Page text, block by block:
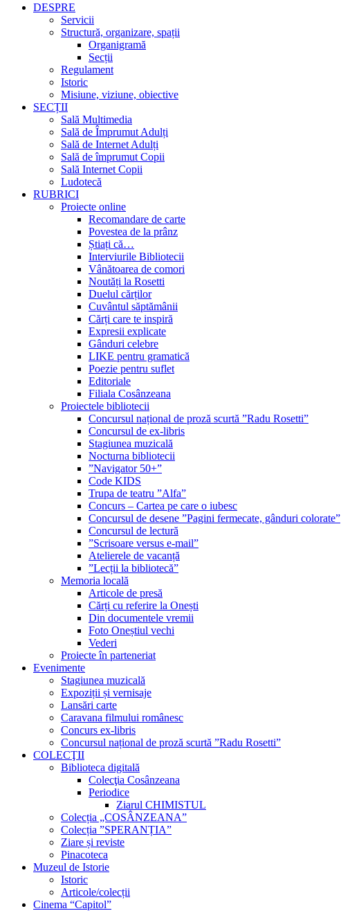
DESPRE
Servicii
Structură, organizare, spații
Organigramă
Secții
Regulament
Istoric
Misiune, viziune, obiective
SECȚII
Sală Multimedia
Sală de Împrumut Adulți
Sală de Internet Adulți
Sală de împrumut Copii
Sală Internet Copii
Ludotecă
RUBRICI
Proiecte online
Recomandare de carte
Povestea de la prânz
Știați că…
Interviurile Bibliotecii
Vânătoarea de comori
Noutăți la Rosetti
Duelul cărților
Cuvântul săptămânii
Cărți care te inspiră
Expresii explicate
Gânduri celebre
LIKE pentru gramatică
Poezie pentru suflet
Editoriale
Filiala Cosânzeana
Proiectele bibliotecii
Concursul național de proză scurtă ”Radu Rosetti”
Concursul de ex-libris
Stagiunea muzicală
Nocturna bibliotecii
”Navigator 50+”
Code KIDS
Trupa de teatru ”Alfa”
Concurs – Cartea pe care o iubesc
Concursul de desene ”Pagini fermecate, gânduri colorate”
Concursul de lectură
”Scrisoare versus e-mail”
Atelierele de vacanță
”Lecții la bibliotecă”
Memoria locală
Articole de presă
Cărți cu referire la Onești
Din documentele vremii
Foto Oneștiul vechi
Vederi
Proiecte în parteneriat
Evenimente
Stagiunea muzicală
Expoziții și vernisaje
Lansări carte
Caravana filmului românesc
Concurs ex-libris
Concursul național de proză scurtă ”Radu Rosetti”
COLECŢII
Biblioteca digitală
Colecţia Cosânzeana
Periodice
Ziarul CHIMISTUL
Colecția „COSÂNZEANA”
Colecția ”SPERANȚIA”
Ziare și reviste
Pinacoteca
Muzeul de Istorie
Istoric
Articole/colecții
Cinema “Capitol”